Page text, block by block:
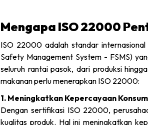
Mengapa ISO 22000
ISO 22000 adalah standar
Safety Management System - FSMS)
seluruh rantai pasok, dari produksi
makanan perlu menerapkan ISO 22000:​
1. Meningkatkan Kepercayaan
Dengan sertifikasi ISO 22000,
kualitas produk. Hal ini meningkatkan